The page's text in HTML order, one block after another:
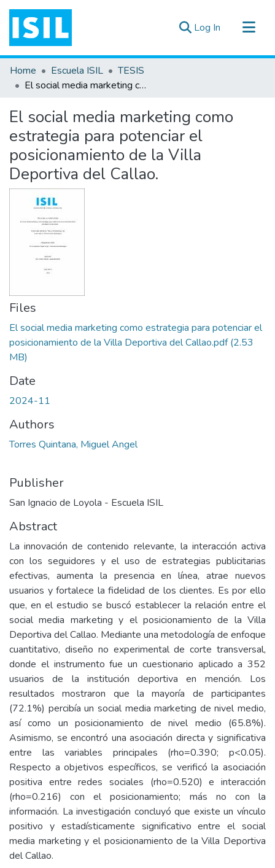
Log In (current)
All of DSpace
Statistics
Documentos ▾
Home Escuela ISIL
TESIS
El social media marketing como estrategia para potenciar el posicionamiento de la Villa Deportiva del Callao.
El social media marketing como
estrategia para potenciar el
posicionamiento de la Villa
Deportiva del Callao.
Files
El social media marketing como estrategia para potenciar el
posicionamiento de la Villa Deportiva del Callao.pdf(2.53
MB)
Date
2024-11
Authors
Torres Quintana, Miguel Angel
Publisher
San Ignacio de Loyola - Escuela ISIL
Abstract
La innovación de contenido relevante, la interacción activa
con los seguidores y el uso de estrategias publicitarias
efectivas, aumenta la presencia en línea, atrae nuevos
usuarios y fortalece la fidelidad de los clientes. Es por ello
que, en el estudio se buscó establecer la relación entre el
social media marketing y el posicionamiento de la Villa
Deportiva del Callao. Mediante una metodología de enfoque
cuantitativo, diseño no experimental de corte transversal,
donde el instrumento fue un cuestionario aplicado a 352
usuarios de la institución deportiva en mención. Los
resultados mostraron que la mayoría de participantes
(72.1%) percibía un social media marketing de nivel medio,
así como un posicionamiento de nivel medio (65.8%).
Asimismo, se encontró una asociación directa y significativa
entre las variables principales (rho=0.390; p<0.05).
Respecto a objetivos específicos, se verificó la asociación
positiva entre redes sociales (rho=0.520) e interacción
(rho=0.216) con el posicionamiento; más no con la
información. La investigación concluyó que existe un vínculo
positivo y estadísticamente significativo entre el social
media marketing y el posicionamiento de la Villa Deportiva
del Callao.